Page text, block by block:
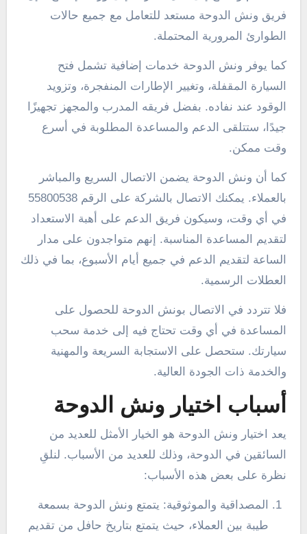
فريق ونش الدوحة مستعد للتعامل مع جميع حالات
الطوارئ المرورية المحتملة.
كما يوفر ونش الدوحة خدمات إضافية تشمل فتح
السيارة المقفلة، وتغيير الإطارات المنفجرة، وتزويد
الوقود عند نفاده. بفضل فريقه المدرب والمجهز تجهيزًا
جيدًا، ستتلقى الدعم والمساعدة المطلوبة في أسرع
وقت ممكن.
كما أن ونش الدوحة يضمن الاتصال السريع والمباشر
بالعملاء. يمكنك الاتصال بالشركة على الرقم 55800538
في أي وقت، وسيكون فريق الدعم على أهبة الاستعداد
لتقديم المساعدة المناسبة. إنهم متواجدون على مدار
الساعة لتقديم الدعم في جميع أيام الأسبوع، بما في ذلك
العطلات الرسمية.
فلا تتردد في الاتصال بونش الدوحة للحصول على
المساعدة في أي وقت تحتاج فيه إلى خدمة سحب
سيارتك. ستحصل على الاستجابة السريعة والمهنية
والخدمة ذات الجودة العالية.
أسباب اختيار ونش الدوحة
يعد اختيار ونش الدوحة هو الخيار الأمثل للعديد من
السائقين في الدوحة، وذلك للعديد من الأسباب. لنلقِ
نظرة على بعض هذه الأسباب:
المصداقية والموثوقية: يتمتع ونش الدوحة بسمعة
طيبة بين العملاء، حيث يتمتع بتاريخ حافل من تقديم